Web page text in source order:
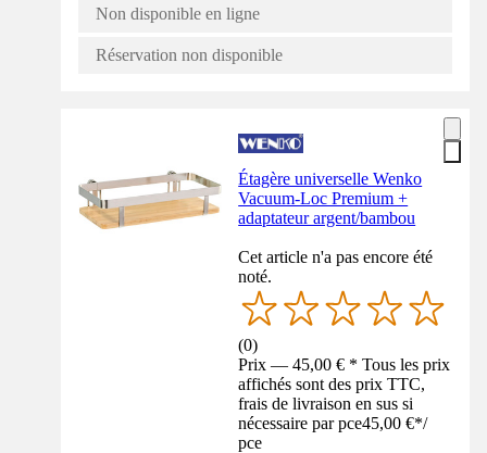
Non disponible en ligne
Réservation non disponible
Étagère universelle Wenko
Vacuum-Loc Premium +
adaptateur argent/bambou
Cet article n'a pas encore été
noté.
(0)
Prix — 45,00 € * Tous les prix
affichés sont des prix TTC,
frais de livraison en sus si
nécessaire par pce45,00 €*/
pce